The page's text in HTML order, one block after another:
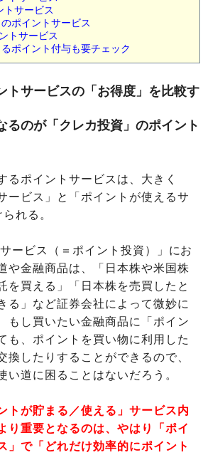
サービス
ポイントサービス
トサービス
ポイント付与も要チェック
トサービスの「お得度」を比較す
るのが「クレカ投資」のポイント
ポイントサービスは、大きく
ービス」と「ポイントが使えるサ
れる。
ービス（＝ポイント投資）」にお
や金融商品は、「日本株や米国株
を買える」「日本株を売買したと
る」など証券会社によって微妙に
もし買いたい金融商品に「ポイン
も、ポイントを買い物に利用した
換したりすることができるので、
い道に困ることはないだろう。
トが貯まる／使える」サービス内
り重要となるのは、やはり「ポイ
」で「どれだけ効率的にポイント